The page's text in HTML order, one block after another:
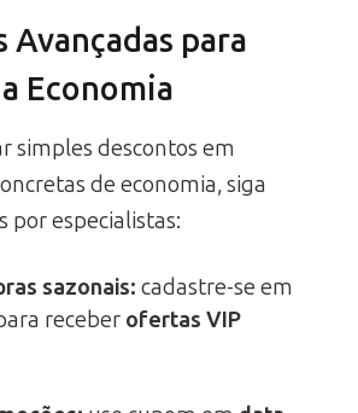
Avançadas para
Economia
simples descontos em
de economia, siga
por especialistas:
sazonais: cadastre-se em
receber ofertas VIP